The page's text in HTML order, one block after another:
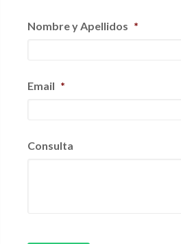
Nombre y Apellidos *
Email *
Consulta